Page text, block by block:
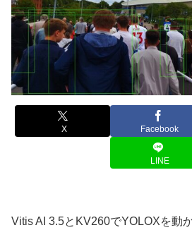
X Facebook
LINE
Vitis AI 3.5とKV260でYOLOXを動